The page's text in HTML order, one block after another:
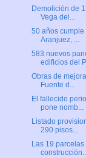
Demolición de
Vega del...
50 años
Aranjuez, ...
583 nuevos
edificios del
Obras de
Fuente d...
El fallecido
pone nomb...
Listado
290 pisos...
Las 19